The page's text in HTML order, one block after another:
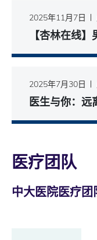
2025年11月7日
【杏林在线
2025年7月30日
医生与你：远
医疗团队
中大医院医疗团